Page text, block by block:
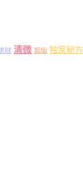
财 清微 狐仙 独家秘方